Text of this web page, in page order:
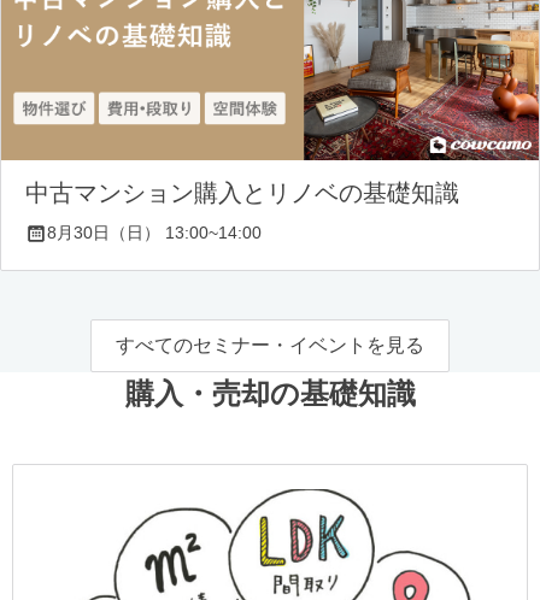
中古マンション購入とリノベの基礎知識
8月30日（日） 13:00~14:00
すべてのセミナー・イベントを見る
購入・売却の基礎知識